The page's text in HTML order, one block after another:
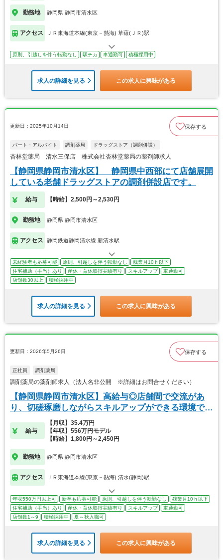
勤務地 静岡県 静岡市清水区
アクセス ＪＲ東海道本線(東京－熱海) 草薙(ＪＲ)駅
原則、引越しを伴う転勤なし 駅チカ 車通勤可 積極採用中
求人の詳細を見る この求人に興味がある
更新日：2025年10月14日 保存する
パート・アルバイト 調剤薬局 ドラッグストア（調剤併設）
杏林堂薬局 清水三保店 株式会社杏林堂薬局の薬剤師求人
【静岡県静岡市清水区】 静岡県中西部にて店舗展開
している老舗ドラッグストアの調剤併設店です。
給与 【時給】2,500円～2,530円
勤務地 静岡県 静岡市清水区
アクセス 静岡鉄道静岡清水線 新清水駅
未経験者も応募可能 原則、引越しを伴う転勤なし
残業月10ｈ以下
住宅補助（手当）あり
産休・育休取得実績有り スキルアップ
車通勤可
店舗数30以上
積極採用中
求人の詳細を見る この求人に興味がある
更新日：2026年5月26日 保存する
正社員 調剤薬局
調剤薬局の薬剤師求人（法人名非公開 ※詳細はお問合せください）
【静岡県静岡市清水区】高給与◎店舗間で交流があ
り、切磋琢磨しながらスキルアップができる環境で
給与
【月収】35.4万円
【年収】556万円モデル
【時給】1,800円～2,450円
勤務地 静岡県 静岡市清水区
アクセス ＪＲ東海道本線(東京－熱海) 清水(静岡)駅
年収550万円以上可 新卒も応募可能 原則、引越しを伴う転勤なし
残業月10ｈ以下
住宅補助（手当）あり
産休・育休取得実績有り スキルアップ
車通勤可
店舗数1～9
積極採用中 夏～秋入職可
求人の詳細を見る この求人に興味がある